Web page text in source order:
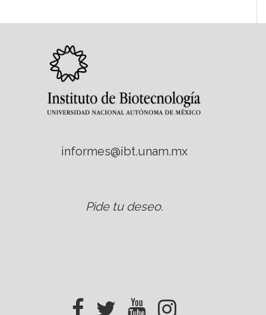
informes@ibt.unam.mx
Pide tu deseo.